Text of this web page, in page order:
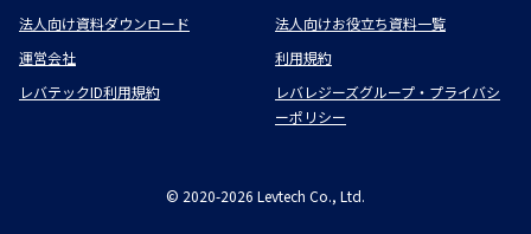
法人向け資料ダウンロード
法人向けお役立ち資料一覧
運営会社
利用規約
レバテックID利用規約
レバレジーズグループ・プライバシ
ーポリシー
© 2020-2026 Levtech Co., Ltd.